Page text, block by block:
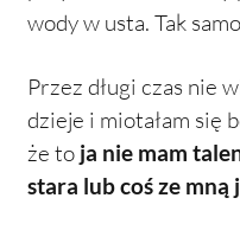
wody w usta. Tak
Przez długi czas nie
dzieje i miotałam się
że to ja nie mam
stara lub coś ze